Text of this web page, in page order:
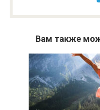
Вам также